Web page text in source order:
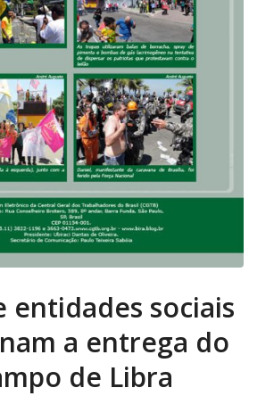
entidades sociais
a entrega do
de Libra